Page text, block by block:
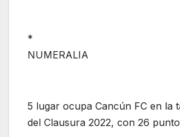
*
NUMERALIA
5 lugar ocupa Cancún FC en la
del Clausura 2022, con 26